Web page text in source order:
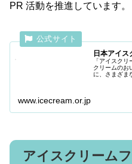
PR 活動を推進しています。
日本アイス
「アイスク
クリームのお
に、さまざま
www.icecream.or.jp
アイスクリーム